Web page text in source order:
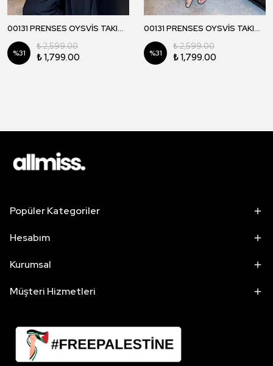
00131 PRENSES OYSVİS TAKIM - Siyah
%31
₺ 2,599.00
₺ 1,799.00
00131 PRENSES OYSVİS TAKIM - Kahverengi
%31
₺ 2,599.00
₺ 1,799.00
Popüler Kategoriler
Hesabım
Kurumsal
Müşteri Hizmetleri